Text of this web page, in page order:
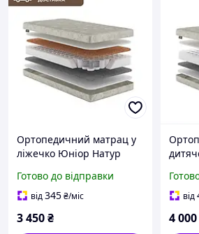
Ортопедичний матрац у
ліжечко Юніор Натур
жорсткий для правильної
підтримки тіла
Готово до відправки
від345₴/міс
3 450₴
см
длявід
4 000